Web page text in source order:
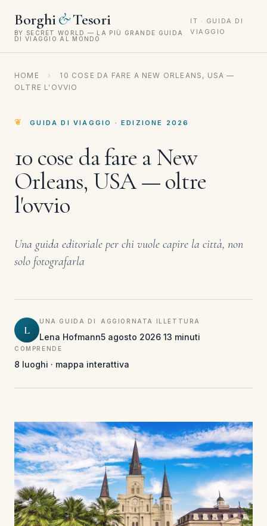
Borghi&Tesori
BY SECRET WORLD — LA PIÙ GRANDE GUIDA
DI VIAGGIO AL MONDO
IT · GUIDA DI
VIAGGIO
HOME ›
10 COSE DA FARE A NEW ORLEANS, USA —
OLTRE L'OVVIO
GUIDA DI VIAGGIO · EDIZIONE 2026
10 cose da fare a New
Orleans, USA — oltre
l'ovvio
Una guida editoriale per chi vuole capire la città, non
solo fotografarla
L
UNA GUIDA DI
Lena Hofmann
AGGIORNATA IL
5 agosto 2026
LETTURA
13 minuti
COMPRENDE
8 luoghi · mappa interattiva